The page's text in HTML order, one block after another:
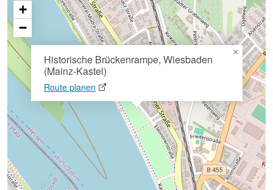
Historische Brückenrampe, Wiesbaden
(Mainz-Kastel)
Route planen
×
+
−